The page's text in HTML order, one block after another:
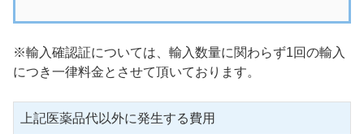
※輸入確認証については、輸入数量に関わらず1回の輸入
につき一律料金とさせて頂いております。
上記医薬品代以外に発生する費用